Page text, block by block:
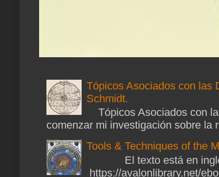
Tópicos Asociados con las
Schmidt.
Tópicos Asociados con
comenzar mi investigación sobre la
Tools & Techniques of the
El texto está en
https://avalonlibrary.net/